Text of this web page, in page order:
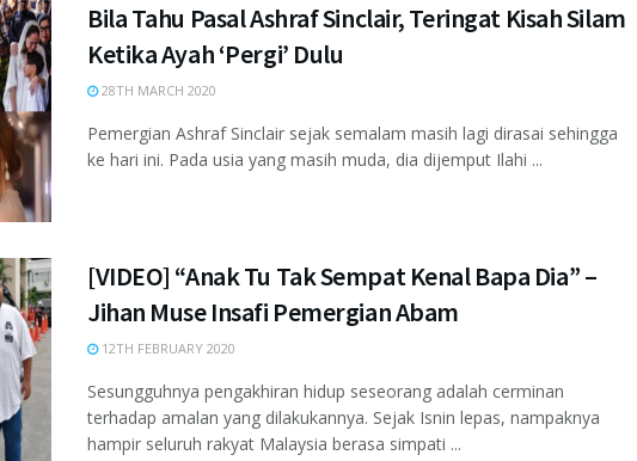
Bila Tahu Pasal Ashraf Sinclair, Teringat Kisah Silam
Ketika Ayah ‘Pergi’ Dulu
28TH MARCH 2020
Pemergian Ashraf Sinclair sejak semalam masih lagi dirasai sehingga
ke hari ini. Pada usia yang masih muda, dia dijemput Ilahi ...
[VIDEO] “Anak Tu Tak Sempat Kenal Bapa Dia” –
Jihan Muse Insafi Pemergian Abam
12TH FEBRUARY 2020
Sesungguhnya pengakhiran hidup seseorang adalah cerminan
terhadap amalan yang dilakukannya. Sejak Isnin lepas, nampaknya
hampir seluruh rakyat Malaysia berasa simpati ...